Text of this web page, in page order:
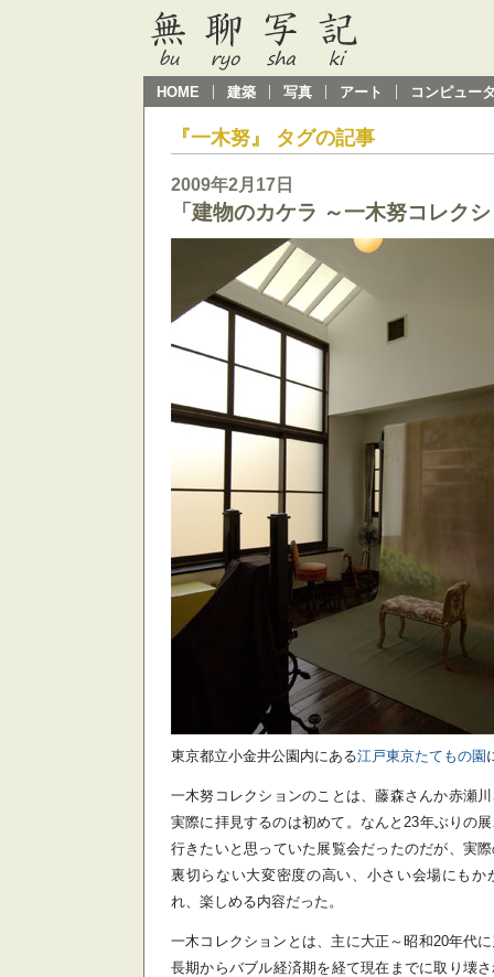
HOME 建築 写真 アート コンピュー
『一木努』 タグの記事
2009年2月17日
「建物のカケラ ～一木努コレク
東京都立小金井公園内にある江戸東京たてもの園
一木努コレクションのことは、藤森さんか赤瀬
実際に拝見するのは初めて。なんと23年ぶりの
行きたいと思っていた展覧会だったのだが、実
裏切らない大変密度の高い、小さい会場にもか
れ、楽しめる内容だった。
一木コレクションとは、主に大正～昭和20年代
長期からバブル経済期を経て現在までに取り壊